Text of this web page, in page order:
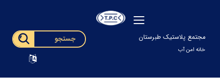
مجتمع پلاستیک طبرستان
خانه امن آب